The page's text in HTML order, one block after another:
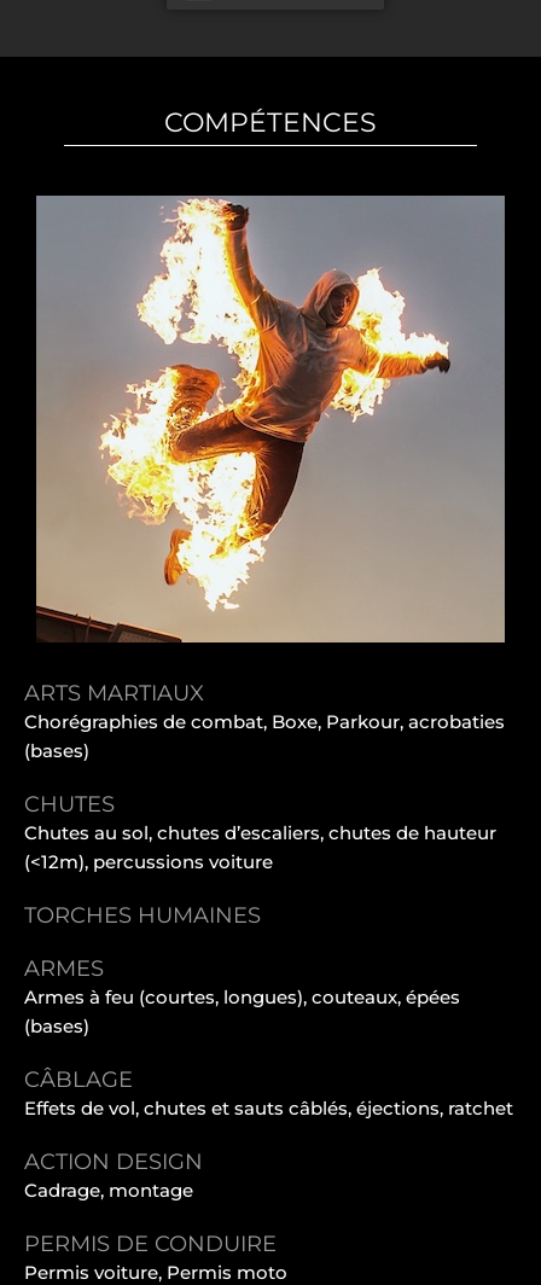
COMPÉTENCES
ARTS MARTIAUX
Chorégraphies de combat, Boxe, Parkour, acrobaties
(bases)
CHUTES
Chutes au sol, chutes d’escaliers, chutes de hauteur
(<12m), percussions voiture
TORCHES HUMAINES
ARMES
Armes à feu (courtes, longues), couteaux, épées
(bases)
CÂBLAGE
Effets de vol, chutes et sauts câblés, éjections, ratchet
ACTION DESIGN
Cadrage, montage
PERMIS DE CONDUIRE
Permis voiture, Permis moto